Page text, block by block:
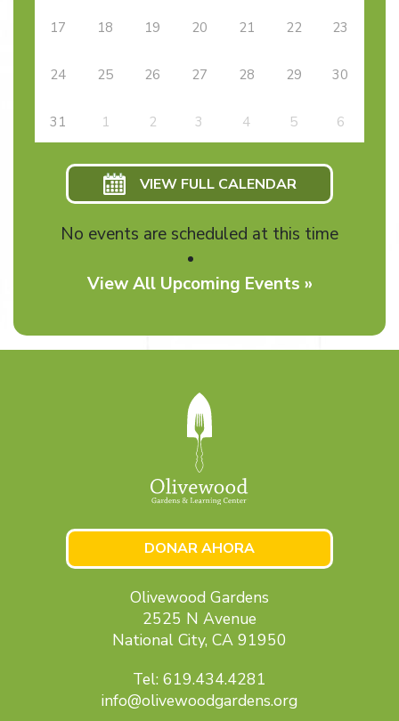
17 18 19 20 21 22 23
24 25 26 27 28 29 30
31 1 2 3 4 5 6
VIEW FULL CALENDAR
No events are scheduled at this time
View All Upcoming Events »
DONAR AHORA
Olivewood Gardens
2525 N Avenue
National City, CA 91950
Tel: 619.434.4281
info@olivewoodgardens.org